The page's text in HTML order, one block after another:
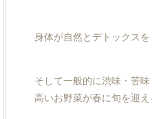
身体が自然とデトックスを
そして一般的に渋味・苦
高いお野菜が春に旬を迎